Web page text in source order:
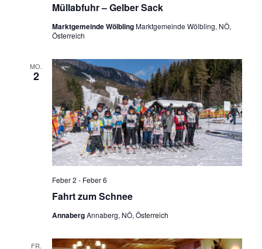
Müllabfuhr – Gelber Sack
Marktgemeinde WölblingMarktgemeinde Wölbling, NÖ,
Österreich
MO.
2
Fahrt zum Schnee
Feber 2 - Feber 6
AnnabergAnnaberg, NÖ, Österreich
FR.